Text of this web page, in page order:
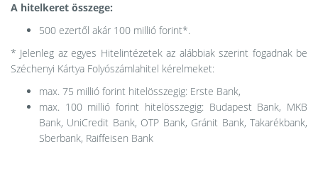
A hitelkeret összege:
500 ezertől akár 100 millió forint*.
* Jelenleg az egyes Hitelintézetek az alábbiak szerint fogadnak be
Széchenyi Kártya Folyószámlahitel kérelmeket:
max. 75 millió forint hitelösszegig: Erste Bank,
max. 100 millió forint hitelösszegig: Budapest Bank, MKB
Bank, UniCredit Bank, OTP Bank, Gránit Bank, Takarékbank,
Sberbank, Raiffeisen Bank